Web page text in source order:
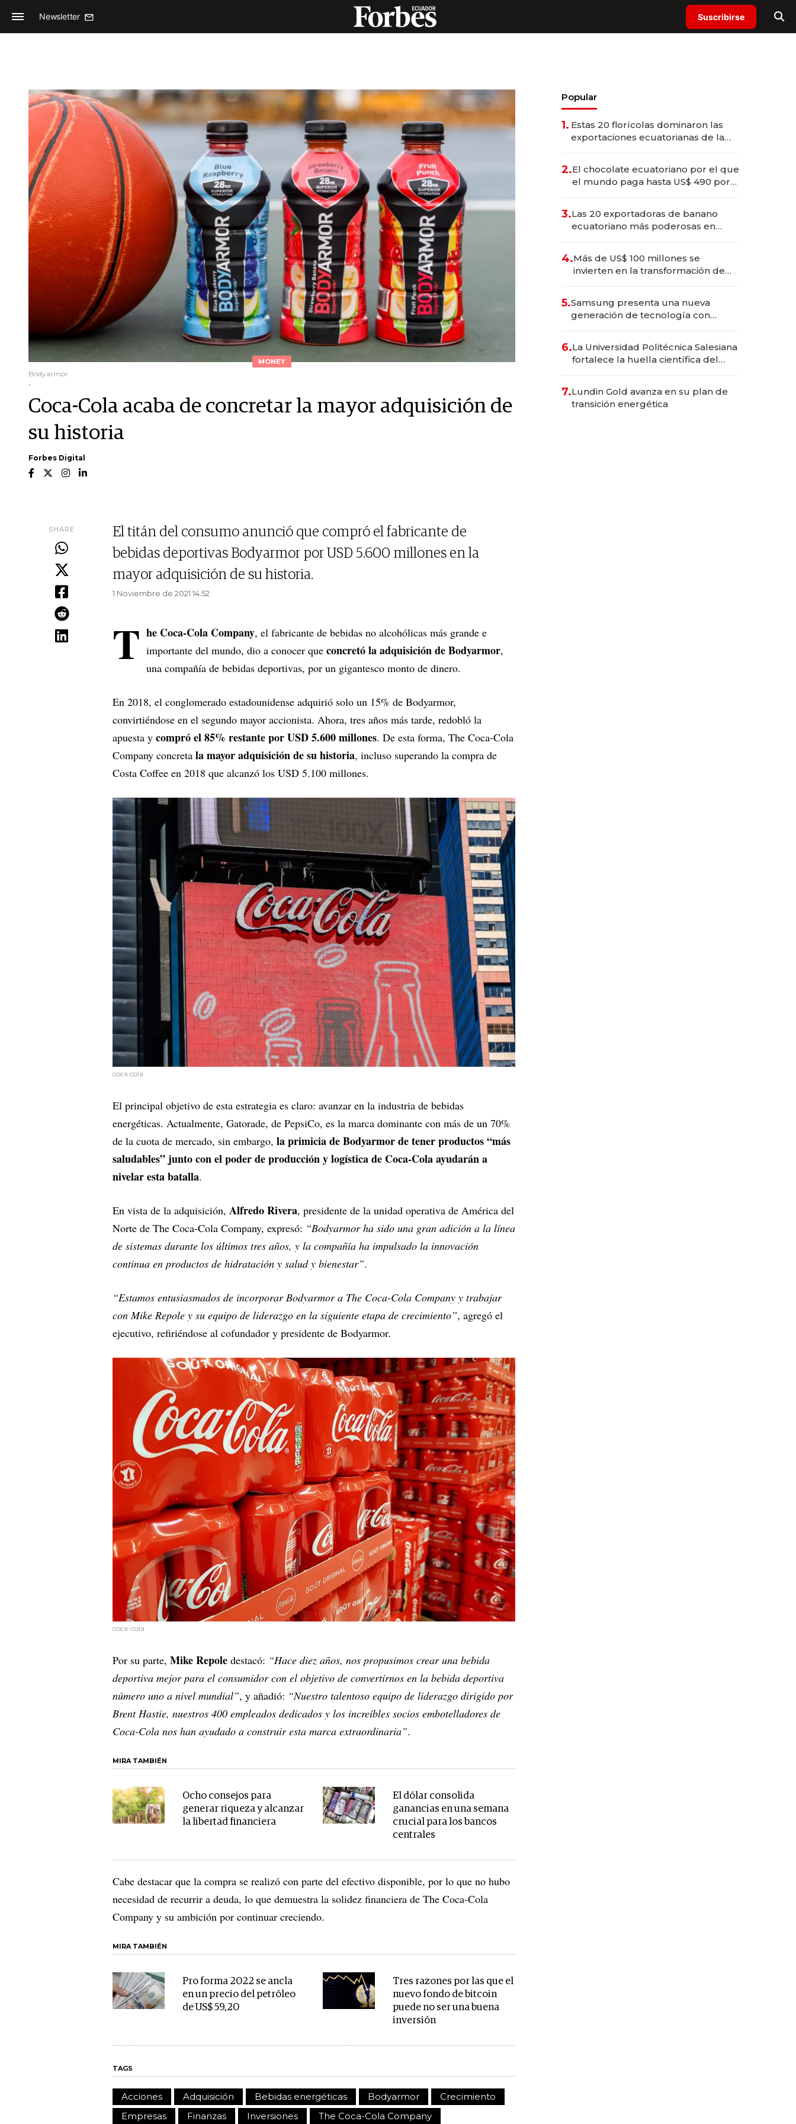
Newsletter Suscribirse
MONEY
Bodyarmor
.
Coca-Cola acaba de concretar la mayor adquisición de
su historia
Forbes Digital
SHARE
El titán del consumo anunció que compró el fabricante de
bebidas deportivas Bodyarmor por USD 5.600 millones en la
mayor adquisición de su historia.
1 Noviembre de 2021 14.52
T he Coca-Cola Company, el fabricante de bebidas no alcohólicas más grande e
importante del mundo, dio a conocer que concretó la adquisición de Bodyarmor,
una compañía de bebidas deportivas, por un gigantesco monto de dinero.
En 2018, el conglomerado estadounidense adquirió solo un 15% de Bodyarmor,
convirtiéndose en el segundo mayor accionista. Ahora, tres años más tarde, redobló la
apuesta y compró el 85% restante por USD 5.600 millones. De esta forma, The Coca-Cola
Company concreta la mayor adquisición de su historia, incluso superando la compra de
Costa Coffee en 2018 que alcanzó los USD 5.100 millones.
coca cola
El principal objetivo de esta estrategia es claro: avanzar en la industria de bebidas
energéticas. Actualmente, Gatorade, de PepsiCo, es la marca dominante con más de un 70%
de la cuota de mercado, sin embargo, la primicia de Bodyarmor de tener productos “más
saludables” junto con el poder de producción y logística de Coca-Cola ayudarán a
nivelar esta batalla.
En vista de la adquisición, Alfredo Rivera, presidente de la unidad operativa de América del
Norte de The Coca-Cola Company, expresó: “Bodyarmor ha sido una gran adición a la línea
de sistemas durante los últimos tres años, y la compañía ha impulsado la innovación
continua en productos de hidratación y salud y bienestar”.
“Estamos entusiasmados de incorporar Bodyarmor a The Coca-Cola Company y trabajar
con Mike Repole y su equipo de liderazgo en la siguiente etapa de crecimiento”, agregó el
ejecutivo, refiriéndose al cofundador y presidente de Bodyarmor.
coca-cola
Por su parte, Mike Repole destacó: “Hace diez años, nos propusimos crear una bebida
deportiva mejor para el consumidor con el objetivo de convertirnos en la bebida deportiva
número uno a nivel mundial”, y añadió: “Nuestro talentoso equipo de liderazgo dirigido por
Brent Hastie, nuestros 400 empleados dedicados y los increíbles socios embotelladores de
Coca-Cola nos han ayudado a construir esta marca extraordinaria”.
MIRA TAMBIÉN
Ocho consejos para
generar riqueza y alcanzar
la libertad financiera
El dólar consolida
ganancias en una semana
crucial para los bancos
centrales
Cabe destacar que la compra se realizó con parte del efectivo disponible, por lo que no hubo
necesidad de recurrir a deuda, lo que demuestra la solidez financiera de The Coca-Cola
Company y su ambición por continuar creciendo.
MIRA TAMBIÉN
Pro forma 2022 se ancla
en un precio del petróleo
de US$ 59,20
Tres razones por las que el
nuevo fondo de bitcoin
puede no ser una buena
inversión
TAGS
Acciones Adquisición Bebidas energéticas Bodyarmor
Crecimiento
Empresas
Finanzas Inversiones The Coca-Cola Company
Popular
1. Estas 20 florícolas dominaron las
exportaciones ecuatorianas de la
2.El chocolate ecuatoriano por el que
el mundo paga hasta US$ 490 por
3.Las 20 exportadoras de banano
ecuatoriano más poderosas en
4.Más de US$ 100 millones se
invierten en la transformación de
5.Samsung presenta una nueva
generación de tecnología con
6.La Universidad Politécnica Salesiana
fortalece la huella científica del
7.Lundin Gold avanza en su plan de
transición energética